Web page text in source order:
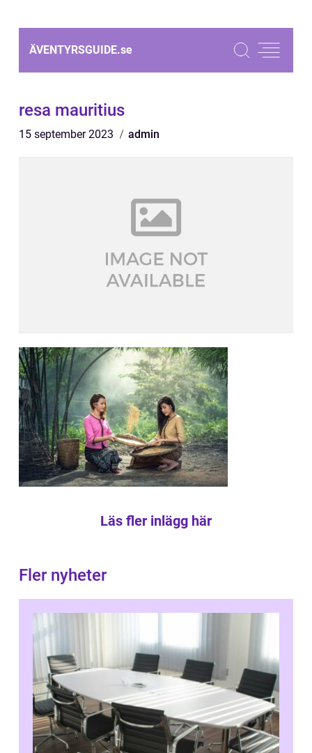
ÄVENTYRSGUIDE.se
resa mauritius
15 september 2023 admin
Läs fler inlägg här
Fler nyheter